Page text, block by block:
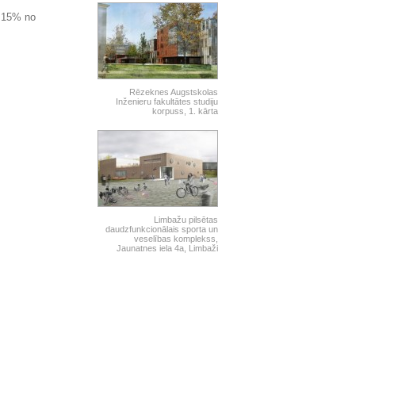
no
Rēzeknes Augstskolas
Inženieru fakultātes studiju
korpuss, 1. kārta
Limbažu pilsētas
daudzfunkcionālais sporta un
veselības komplekss,
Jaunatnes iela 4a, Limbaži